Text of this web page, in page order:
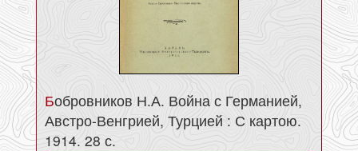
Бобровников Н.А. Война с Германией,
Австро-Венгрией, Турцией : С картою.
1914. 28 с.